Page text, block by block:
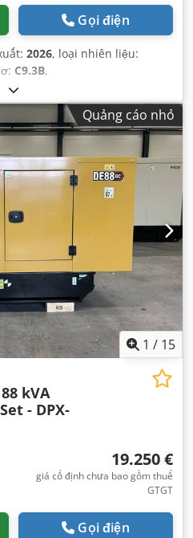
Gọi điện
2026, loại nhiên liệu:
C9.3B,
Quảng cáo nhỏ
1 / 15
88 kVA
- DPX-
19.250 €
giá cố định chưa bao gồm thuế
GTGT
Gọi điện